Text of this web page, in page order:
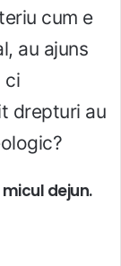
cum e
au ajuns
ci
drepturi au
dejun.